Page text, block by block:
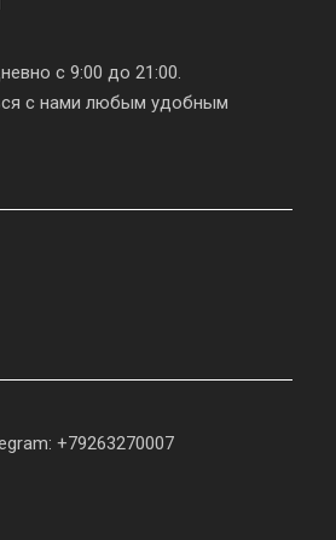
с 9:00 до 21:00.
с нами любым удобным
+79263270007